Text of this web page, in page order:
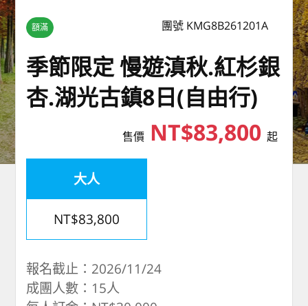
額滿 團號 KMG8B261201A
季節限定 慢遊滇秋.紅杉銀
杏.湖光古鎮8日(自由行)
售價NT$83,800 起
大人
NT$83,800
報名截止：2026/11/24
成團人數：15人